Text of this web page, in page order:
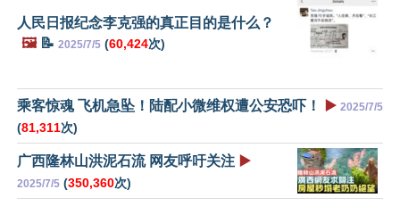
人民日报纪念李克强的真正目的是什么？
🖼️📝 2025/7/5 (60,424次)
乘客惊魂 飞机急坠！陆配小微维权遭公安恐吓！ ▶️ 2025/7/5
(81,311次)
广西隆林山洪泥石流 网友呼吁关注 ▶️
2025/7/5 (350,360次)